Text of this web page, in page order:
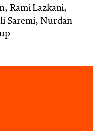
Rami Lazkani,
Saremi, Nurdan